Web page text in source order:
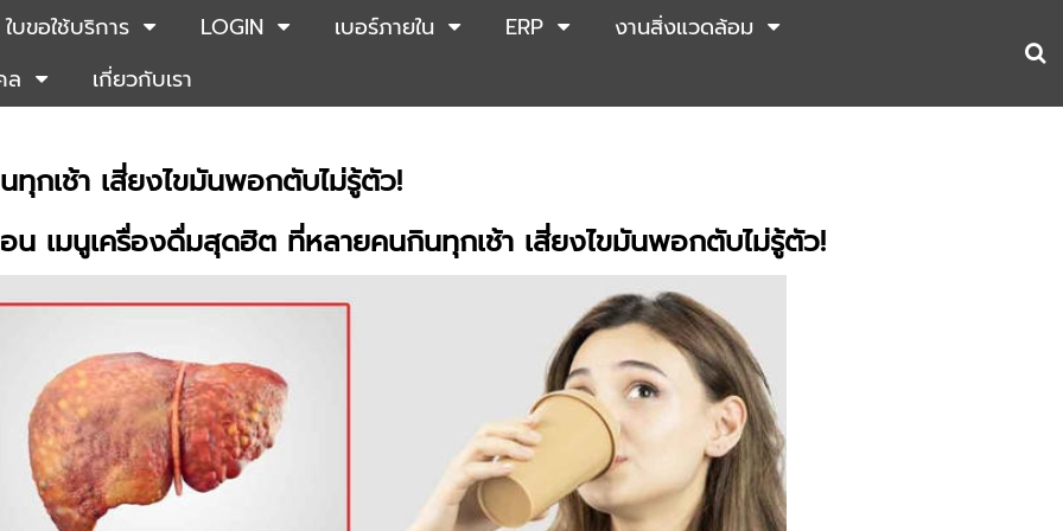
ใบขอใช้บริการ LOGIN เบอร์ภายใน ERP
งานสิ่งแวดล้อม
ล
เกี่ยวกับเรา
กเช้า เสี่ยงไขมันพอกตับไม่รู้ตัว!
น เมนูเครื่องดื่มสุดฮิต ที่หลายคนกินทุกเช้า เสี่ยงไขมันพอกตับไม่รู้ตัว!